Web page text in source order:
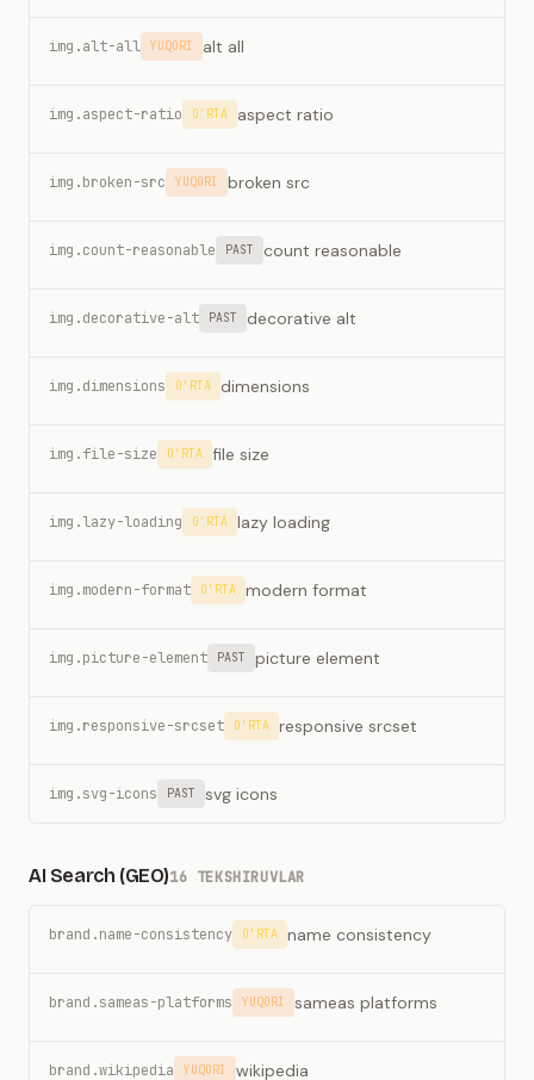
img.alt-all YUQORI alt all
img.aspect-ratio O'RTA aspect ratio
img.broken-src YUQORI broken src
img.count-reasonable PAST count reasonable
img.decorative-alt PAST decorative alt
img.dimensions O'RTA dimensions
img.file-size O'RTA file size
img.lazy-loading O'RTA lazy loading
img.modern-format O'RTA modern format
img.picture-element PAST picture element
img.responsive-srcset O'RTA responsive srcset
img.svg-icons PAST svg icons
AI Search (GEO)16 TEKSHIRUVLAR
brand.name-consistency O'RTA name consistency
brand.sameas-platforms YUQORI sameas platforms
brand.wikipedia YUQORI wikipedia